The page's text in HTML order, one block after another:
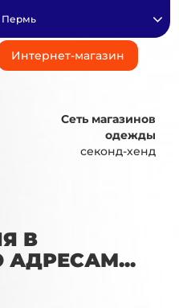
Интернет-магазин
Пермь
Сеть магазинов
одежды
секонд-хенд
В
АДРЕСАМ...